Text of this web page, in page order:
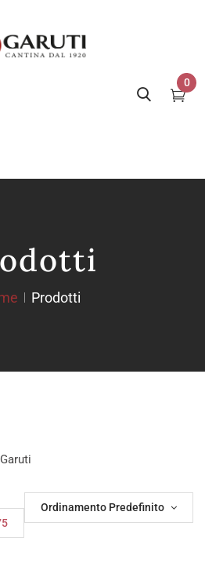
0
Prodotti
Ordinamento Predefinito